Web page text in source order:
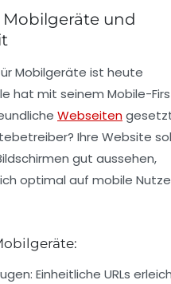
Mobilgeräte und
Mobilgeräte ist heute
hat mit seinem Mobile-
Webseiten
Ihre Website
gut aussehen,
optimal auf mobile
Einheitliche URLs